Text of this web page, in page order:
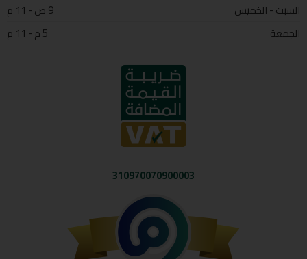
السبت - الخميس
9 ص - 11 م
الجمعة
5 م - 11 م
310970070900003